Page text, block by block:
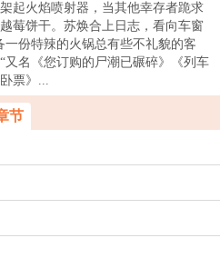
起火焰喷射器，当其他幸存者跪求
莓饼干。苏焕合上日志，看向车窗
份特辣的火锅总有些不礼貌的客
又名《您订购的尸潮已碾碎》《列车
票》...
节